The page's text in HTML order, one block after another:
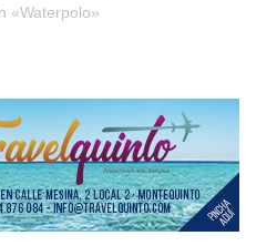
«Waterpolo»